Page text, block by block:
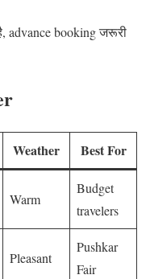
advance booking जरूरी
Weather Best For
Warm
Budget
travelers
Pleasant
Pushkar
Fair